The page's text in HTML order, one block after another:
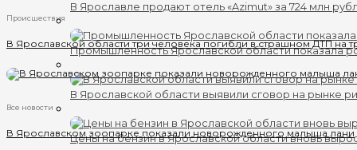
В Ярославле продают отель «Azimut» за 724 млн
Промышленность Ярославской области показала
В Ярославской области выявили сговор на рынке
Цены на бензин в Ярославской области вновь
Происшествия
В Ярославской области три человека погибли в страшном ДТП на
Все новости
В Ярославском зоопарке показали новорожденного малыша лани